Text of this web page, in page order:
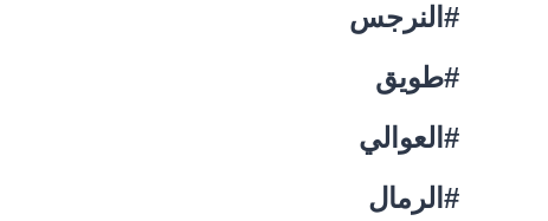
#النرجس
#طويق
#العوالي
#الرمال